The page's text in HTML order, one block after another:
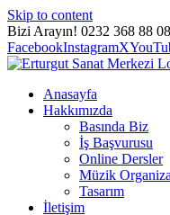
Skip to content
Bizi Arayın! 0232 368 88 08
FacebookInstagramX
Anasayfa
Hakkımızda
Basında Biz
İş Başvurusu
Online Dersler
Müzik
Tasarım
İletişim